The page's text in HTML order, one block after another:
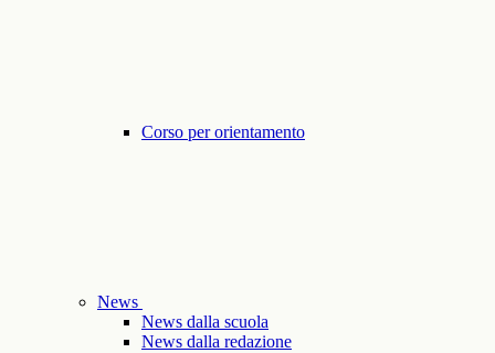
Corso per orientamento
News
News dalla scuola
News dalla redazione